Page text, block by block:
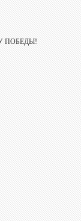
ПОБЕДЫ!